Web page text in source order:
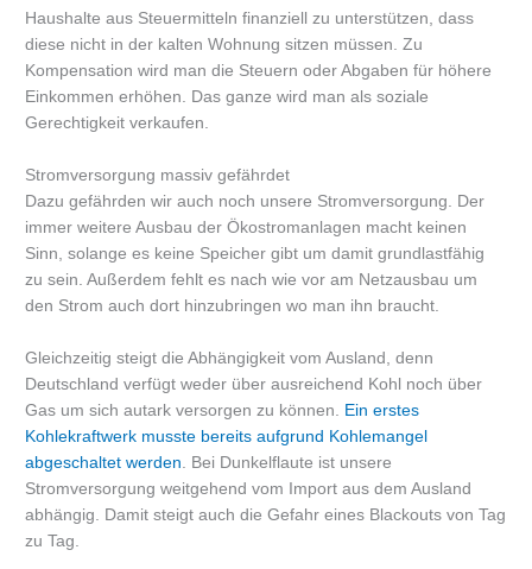
Haushalte aus Steuermitteln finanziell zu unterstützen, dass
diese nicht in der kalten Wohnung sitzen müssen. Zu
Kompensation wird man die Steuern oder Abgaben für höhere
Einkommen erhöhen. Das ganze wird man als soziale
Gerechtigkeit verkaufen.
Stromversorgung massiv gefährdet
Dazu gefährden wir auch noch unsere Stromversorgung. Der
immer weitere Ausbau der Ökostromanlagen macht keinen
Sinn, solange es keine Speicher gibt um damit grundlastfähig
zu sein. Außerdem fehlt es nach wie vor am Netzausbau um
den Strom auch dort hinzubringen wo man ihn braucht.
Gleichzeitig steigt die Abhängigkeit vom Ausland, denn
Deutschland verfügt weder über ausreichend Kohl noch über
Gas um sich autark versorgen zu können. Ein erstes
Kohlekraftwerk musste bereits aufgrund Kohlemangel
abgeschaltet werden. Bei Dunkelflaute ist unsere
Stromversorgung weitgehend vom Import aus dem Ausland
abhängig. Damit steigt auch die Gefahr eines Blackouts von Tag
zu Tag.